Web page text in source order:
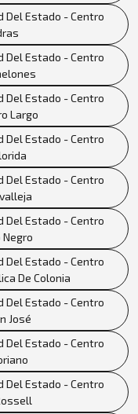
Del Estado - Centro
Del Estado - Centro
Del Estado - Centro
Largo
Del Estado - Centro
Del Estado - Centro
Del Estado - Centro
Del Estado - Centro
De Colonia
Del Estado - Centro
José
Del Estado - Centro
Del Estado - Centro